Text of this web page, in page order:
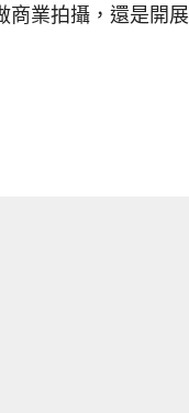
商業拍攝，還是開